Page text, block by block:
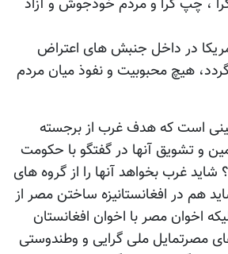
، چپ گرا و مردم خودجوش و آزاد
در داخل جنبش های اعتراض
هیچ محبوبیت و نفوذ میان مردم
است که هدف غرب از برجسته
و تشویق آنها در گفتگو با حکومت
غرب بخواهد آنها را از گروه های
هم در افغانستانیزه ساختن مصر از
اخوان مصر با اخوان افغانستان
مصرتمایل ملی گرایی و وطندوستی